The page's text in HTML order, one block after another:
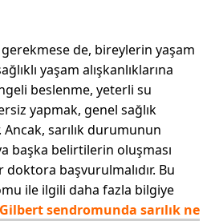
de, bireylerin yaşam
yaşam alışkanlıklarına
beslenme, yeterli su
yapmak, genel sağlık
sarılık durumunun
başka belirtilerin oluşması
başvurulmalıdır. Bu
ile ilgili daha fazla bilgiye
Gilbert sendromunda sarılık ne